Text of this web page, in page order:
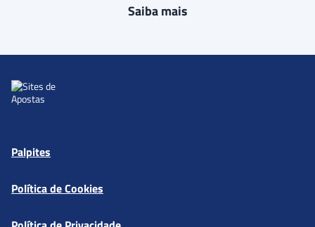
Saiba mais
Palpites
Política de Cookies